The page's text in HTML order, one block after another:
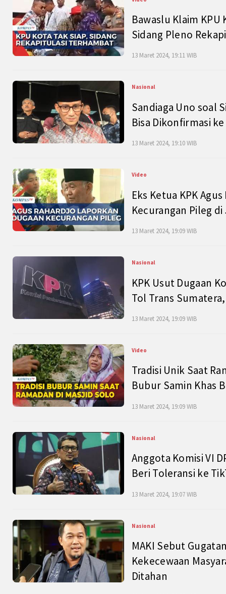
Bawaslu Klaim
Sidang Pleno
13 Maret 2024, 19:11 WIB
Nasional
Sandiaga Uno soal
Bisa Dikonfirmasi
13 Maret 2024, 19:10 WIB
Video
Eks Ketua KPK
Kecurangan Pileg
13 Maret 2024, 19:09 WIB
Nasional
KPK Usut Dugaan
Tol Trans
13 Maret 2024, 19:09 WIB
Video
Tradisi Unik Saat
Bubur Samin Khas
13 Maret 2024, 19:09 WIB
Nasional
Anggota Komisi VI
Beri Toleransi ke
13 Maret 2024, 19:07 WIB
Nasional
MAKI Sebut
Kekecewaan
Ditahan